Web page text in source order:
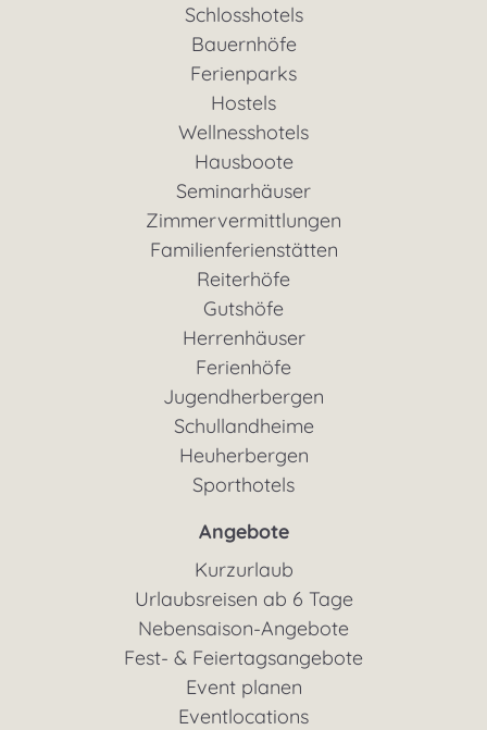
Schlosshotels
Bauernhöfe
Ferienparks
Hostels
Wellnesshotels
Hausboote
Seminarhäuser
Zimmervermittlungen
Familienferienstätten
Reiterhöfe
Gutshöfe
Herrenhäuser
Ferienhöfe
Jugendherbergen
Schullandheime
Heuherbergen
Sporthotels
Angebote
Kurzurlaub
Urlaubsreisen ab 6 Tage
Nebensaison-Angebote
Fest- & Feiertagsangebote
Event planen
Eventlocations